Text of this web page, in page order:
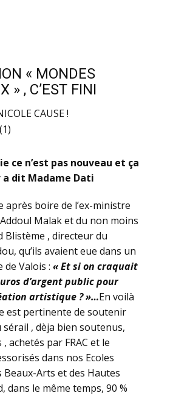
« MONDES
» , C’EST FINI
CAUSE !
ce n’est pas nouveau et ça
dit Madame Dati
après boire de l’ex-ministre
Addoul Malak et du non moins
Blistème , directeur du
qu’ils avaient eue dans un
Valois : « Et si on craquait
d’argent public pour
artistique ? »…En voilà
est pertinente de soutenir
, dèja bien soutenus,
achetés par FRAC et le
dans nos Ecoles
Beaux-Arts et des Hautes
dans le même temps, 90 %